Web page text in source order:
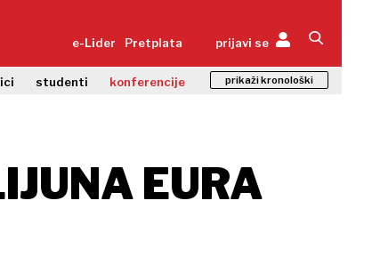
e-Lider Pretplata prijavi se
studenti konferencije prikaži kronološki
EURA